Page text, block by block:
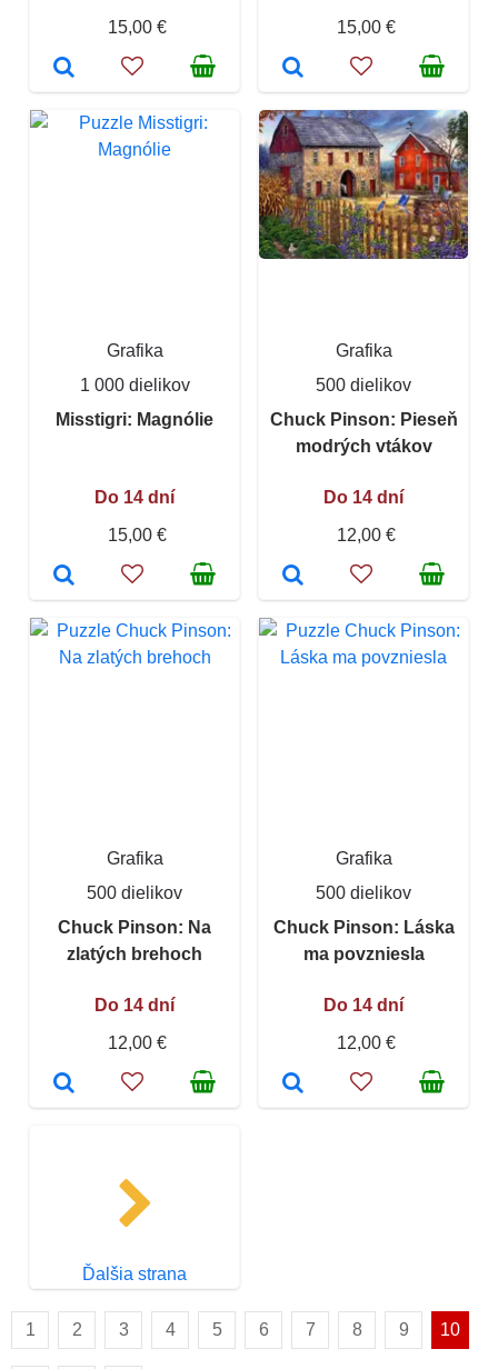
15,00 €
15,00 €
Grafika
1 000 dielikov
Misstigri: Magnólie
Do 14 dní
15,00 €
Grafika
500 dielikov
Chuck Pinson: Pieseň
modrých vtákov
Do 14 dní
12,00 €
Grafika
500 dielikov
Chuck Pinson: Na
zlatých brehoch
Do 14 dní
12,00 €
Grafika
500 dielikov
Chuck Pinson: Láska
ma povzniesla
Do 14 dní
12,00 €
Ďalšia strana
1 2 3 4 5 6 7 8 9 10